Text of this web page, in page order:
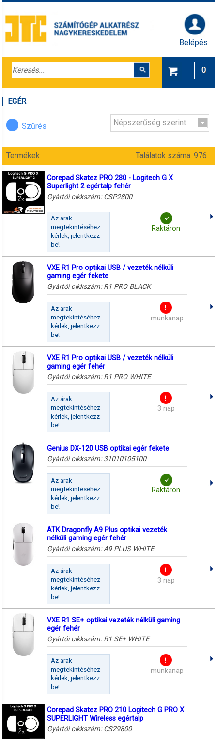
Belépés
0
EGÉR
Szűrés Népszerűség szerint
Termékek Találatok száma: 976
Corepad Skatez PRO 280 - Logitech G X
Superlight 2 egértalp fehér
Gyártói cikkszám: CSP2800
Az árak
megtekintéséhez
kérlek, jelentkezz
be!
Raktáron
VXE R1 Pro optikai USB / vezeték nélküli
gaming egér fekete
Gyártói cikkszám: R1 PRO BLACK
Az árak
megtekintéséhez
kérlek, jelentkezz
be!
munkanap
VXE R1 Pro optikai USB / vezeték nélküli
gaming egér fehér
Gyártói cikkszám: R1 PRO WHITE
Az árak
megtekintéséhez
kérlek, jelentkezz
be!
3 nap
Genius DX-120 USB optikai egér fekete
Gyártói cikkszám: 31010105100
Az árak
megtekintéséhez
kérlek, jelentkezz
be!
Raktáron
ATK Dragonfly A9 Plus optikai vezeték
nélküli gaming egér fehér
Gyártói cikkszám:A9 PLUS WHITE
Az árak
megtekintéséhez
kérlek, jelentkezz
be!
3 nap
VXE R1 SE+ optikai vezeték nélküli gaming
egér fehér
Gyártói cikkszám: R1 SE+ WHITE
Az árak
megtekintéséhez
kérlek, jelentkezz
be!
munkanap
Corepad Skatez PRO 210 Logitech G PRO X
SUPERLIGHT Wireless egértalp
Gyártói cikkszám: CS29800